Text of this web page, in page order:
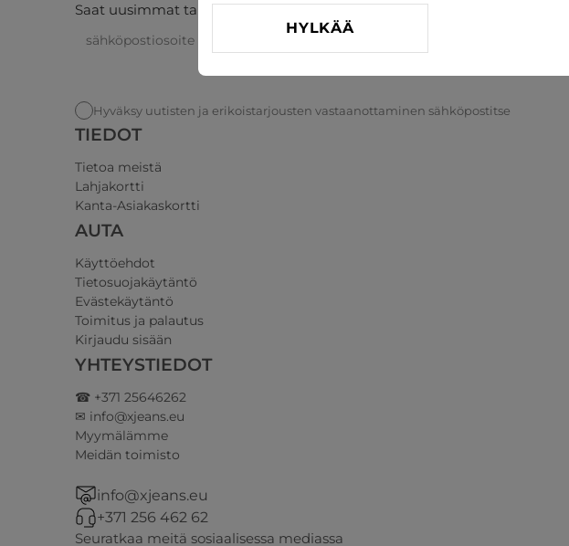
Saat uusimmat tarjoukset, alennukset ja uutiset suoraan sähköpostiisi
Hyväksy uutisten ja erikoistarjousten vastaanottaminen sähköpostitse
TIEDOT
Tietoa meistä
Lahjakortti
Kanta-Asiakaskortti
AUTA
Käyttöehdot
Tietosuojakäytäntö
Evästekäytäntö
Toimitus ja palautus
Kirjaudu sisään
YHTEYSTIEDOT
☎ +371 25646262
✉ info@xjeans.eu
Myymälämme
Meidän toimisto
info@xjeans.eu
+371 256 462 62
Seuratkaa meitä sosiaalisessa mediassa
HYLKÄÄ